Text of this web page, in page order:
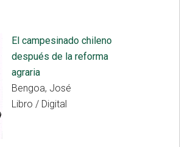
El campesinado chileno
después de la reforma
agraria
Bengoa, José
Libro / Digital